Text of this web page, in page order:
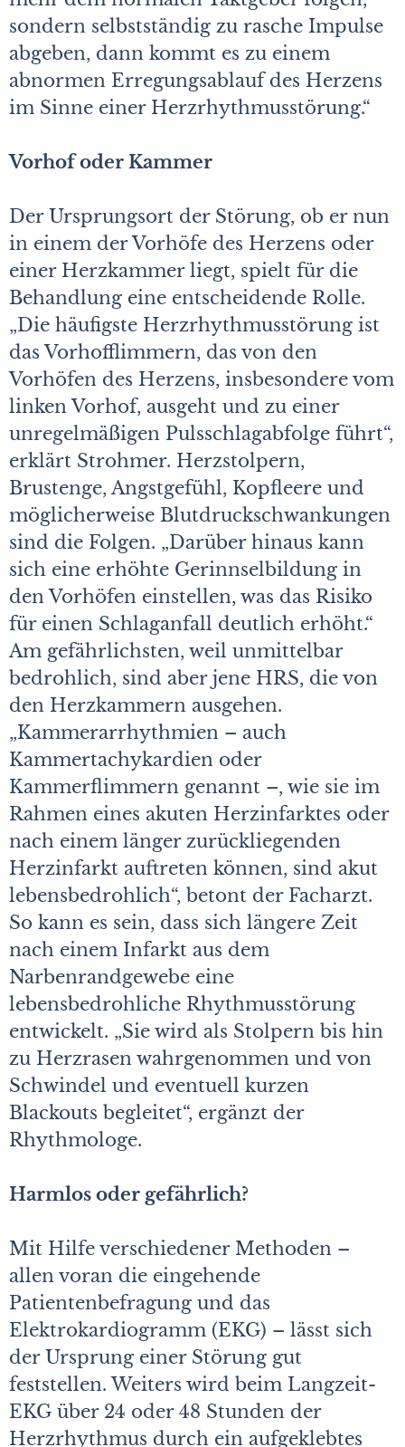
sondern selbstständig zu rasche Impulse
abgeben, dann kommt es zu einem
abnormen Erregungsablauf des Herzens
im Sinne einer Herzrhythmusstörung.“
Vorhof oder Kammer
Der Ursprungsort der Störung, ob er nun
in einem der Vorhöfe des Herzens oder
einer Herzkammer liegt, spielt für die
Behandlung eine entscheidende Rolle.
„Die häufigste Herzrhythmusstörung ist
das Vorhofflimmern, das von den
Vorhöfen des Herzens, insbesondere vom
linken Vorhof, ausgeht und zu einer
unregelmäßigen Pulsschlagabfolge führt“,
erklärt Strohmer. Herzstolpern,
Brustenge, Angstgefühl, Kopfleere und
möglicherweise Blutdruckschwankungen
sind die Folgen. „Darüber hinaus kann
sich eine erhöhte Gerinnselbildung in
den Vorhöfen einstellen, was das Risiko
für einen Schlaganfall deutlich erhöht.“
Am gefährlichsten, weil unmittelbar
bedrohlich, sind aber jene HRS, die von
den Herzkammern ausgehen.
„Kammerarrhythmien – auch
Kammertachykardien oder
Kammerflimmern genannt –, wie sie im
Rahmen eines akuten Herzinfarktes oder
nach einem länger zurückliegenden
Herzinfarkt auftreten können, sind akut
lebensbedrohlich“, betont der Facharzt.
So kann es sein, dass sich längere Zeit
nach einem Infarkt aus dem
Narbenrandgewebe eine
lebensbedrohliche Rhythmusstörung
entwickelt. „Sie wird als Stolpern bis hin
zu Herzrasen wahrgenommen und von
Schwindel und eventuell kurzen
Blackouts begleitet“, ergänzt der
Rhythmologe.
Harmlos oder gefährlich?
Mit Hilfe verschiedener Methoden –
allen voran die eingehende
Patientenbefragung und das
Elektrokardiogramm (EKG) – lässt sich
der Ursprung einer Störung gut
feststellen. Weiters wird beim Langzeit-
EKG über 24 oder 48 Stunden der
Herzrhythmus durch ein aufgeklebtes